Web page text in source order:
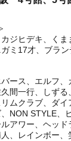
ジヒデキ、く
ミ17才、ブラ
ース、エルフ、
間一行、しずる
ムクラブ、ダ
NON STYLE、
アワー、ヘッド
、レインボー、